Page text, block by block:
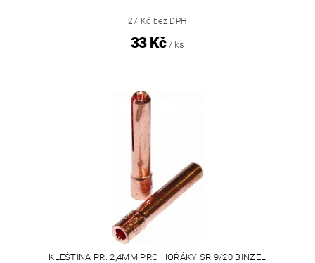
27 Kč bez DPH
33 Kč / ks
KLEŠTINA PR. 2,4MM PRO HOŘÁKY SR 9/20 BINZEL